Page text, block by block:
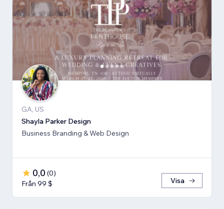
GA, US
Shayla Parker Design
Business Branding & Web Design
0,0 (0)
Från 99 $
Visa